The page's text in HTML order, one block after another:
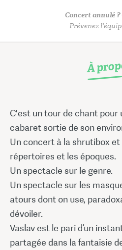
Concert annulé ?
Prévenez
À
C'est un tour de chant pour
cabaret sortie de son
Un concert à la shrutibox et
répertoires et les époques.
Un spectacle sur le genre.
Un spectacle sur les
atours dont on use,
dévoiler.
Vaslav est le pari d’un
partagée dans la fantaisie